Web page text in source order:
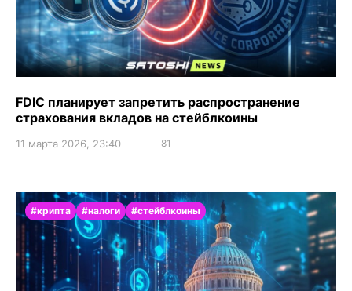
FDIC планирует запретить распространение
страхования вкладов на стейблкоины
11 марта 2026, 23:40 81
#крипта #налоги #стейблкоины